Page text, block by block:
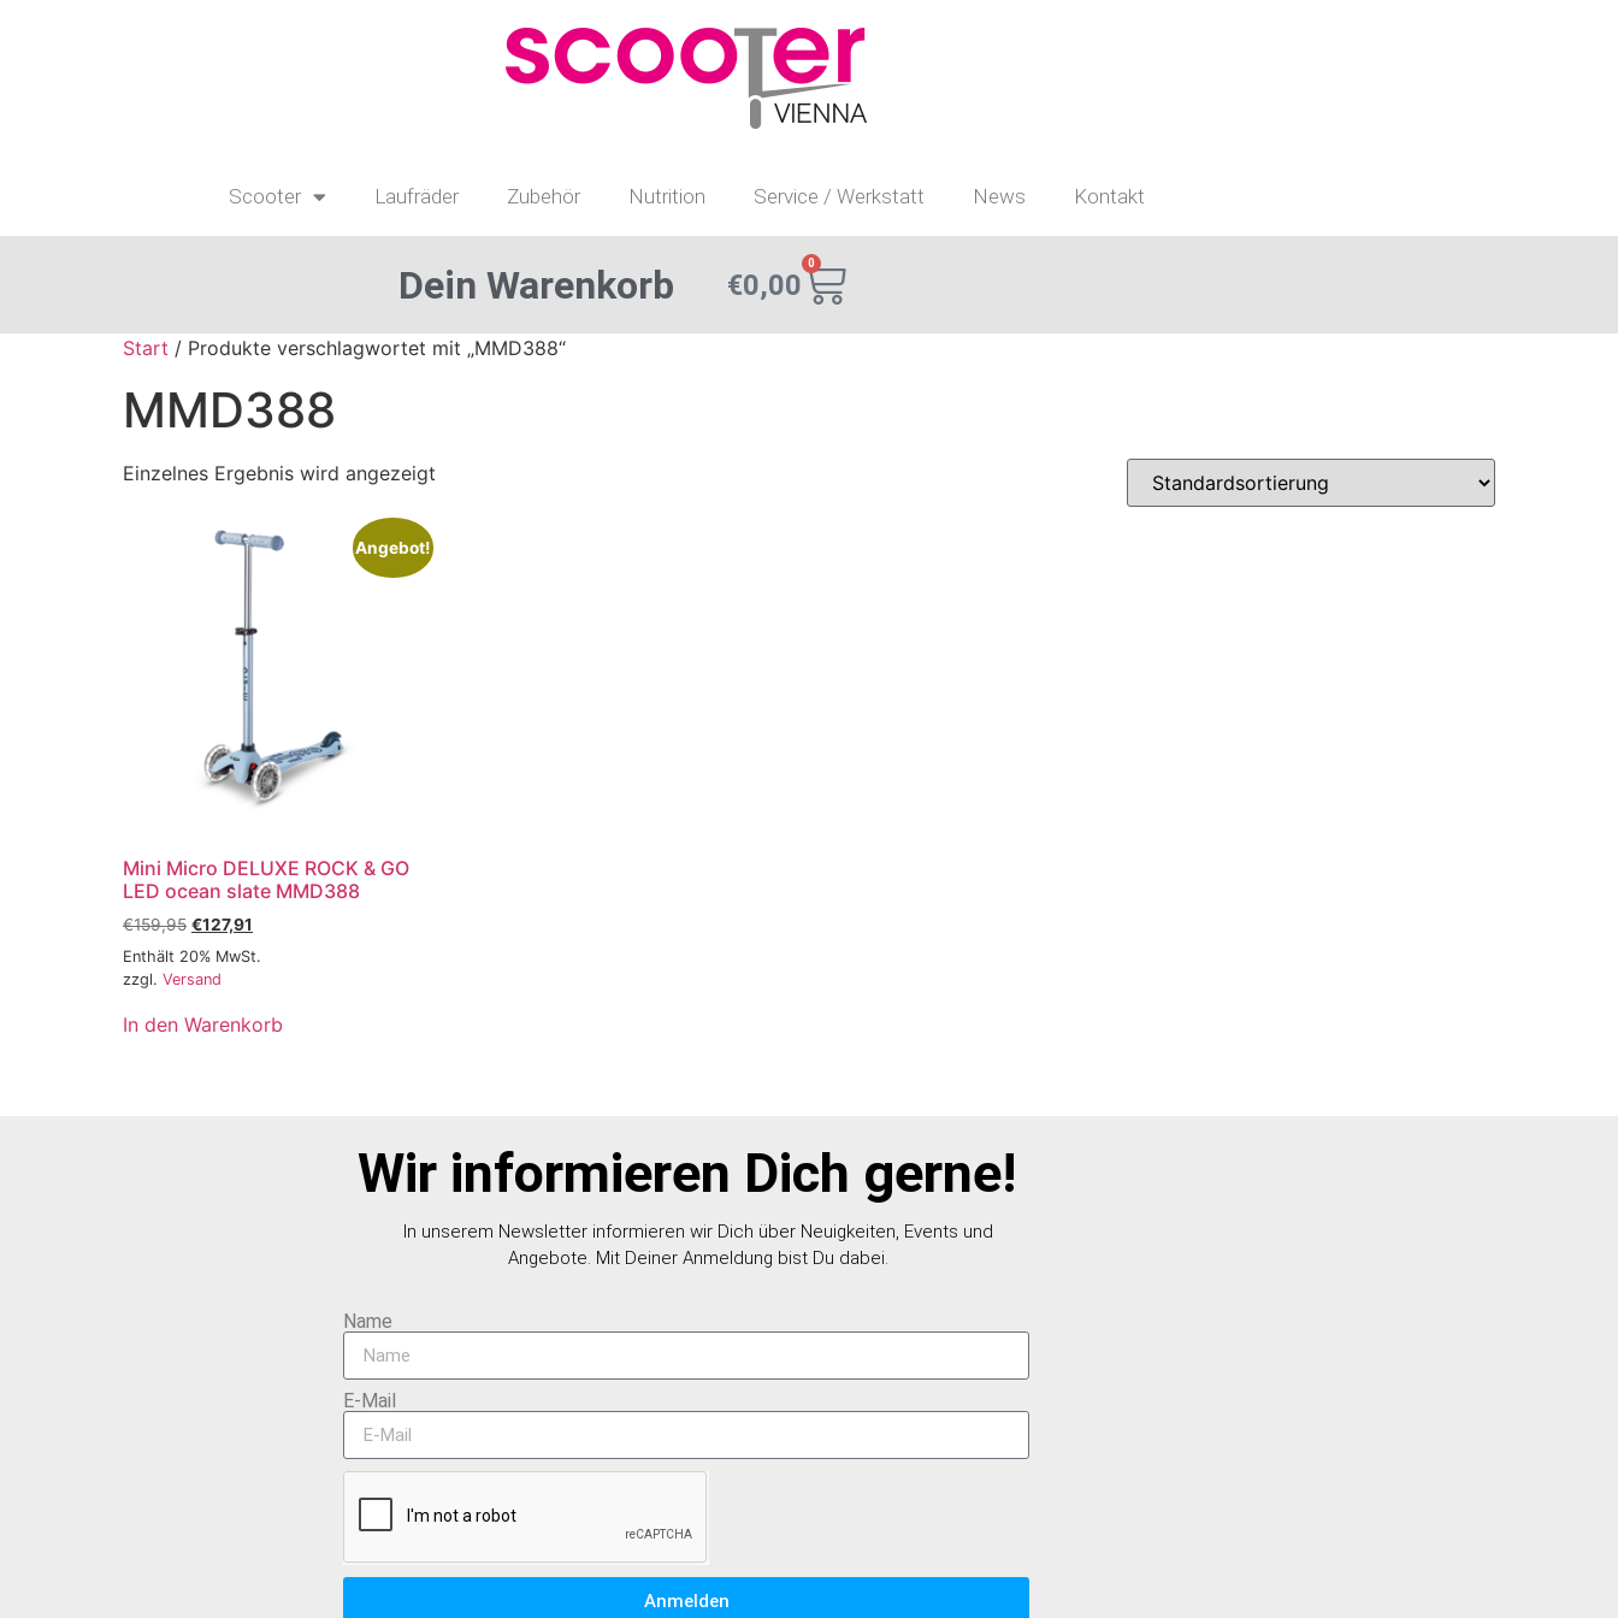
Scooter Laufräder Zubehör Nutrition Service / Werkstatt News Kontakt
Dein Warenkorb €0,00
0
Start / Produkte verschlagwortet mit „MMD388“
MMD388
Einzelnes Ergebnis wird angezeigt
Angebot!
Mini Micro DELUXE ROCK & GO
LED ocean slate MMD388
€159,95 €127,91
Enthält 20% MwSt.
zzgl. Versand
In den Warenkorb
Wir informieren Dich gerne!
In unserem Newsletter informieren wir Dich über Neuigkeiten, Events und
Angebote. Mit Deiner Anmeldung bist Du dabei.
Name
E-Mail
Anmelden